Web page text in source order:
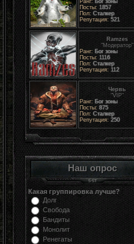
Ранг: Бог зоны
Посты: 1857
Пол: Сталкер
Репутация: 521
Ramzes
"Модератор"
Ранг: Бог зоны
Посты: 1116
Пол: Сталкер
Репутация: 112
Червь
"VIP"
Ранг: Бог зоны
Посты: 875
Пол: Сталкер
Репутация: 250
Наш опрос
Какая группировка лучше?
Долг
Свобода
Бандиты
Монолит
Ренегаты